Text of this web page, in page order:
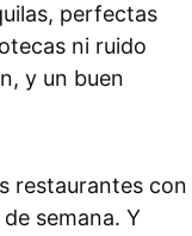
perfectas
ni ruido
y un buen
restaurantes con
semana. Y